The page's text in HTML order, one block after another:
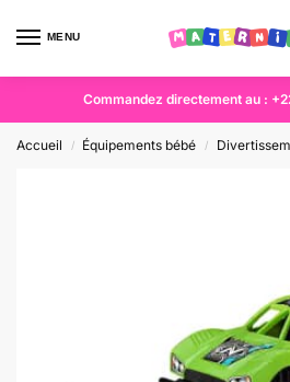
MENU
Commandez directement au :
Accueil / Équipements bébé /